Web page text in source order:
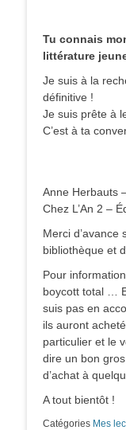
Tu connais
littérature
Je suis à la
définitive !
Je suis prête à
C’est à ta
Anne Herbauts
Chez L’An 2 –
Merci d’avance
bibliothèque et
Pour
boycott total …
suis pas en
ils auront
particulier et le
dire un bon
d’achat à
A tout bientôt !
Catégories Mes